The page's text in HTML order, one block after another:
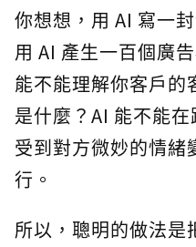
你想想，用 AI 寫一
用 AI 產生一百個廣
能不能理解你客戶的
是什麼？AI 能不能
受到對方微妙的情
行。
所以，聰明的做法是